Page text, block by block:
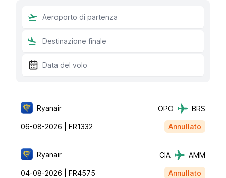
Ryanair OPO BRS
06-08-2026 | FR1332 Annullato
Ryanair CIA AMM
04-08-2026 | FR4575 Annullato